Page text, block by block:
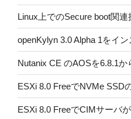
Linux上でのSecure boot関連
openKylyn 3.0 Alpha 1をイ
Nutanix CE のAOSを6.8.1
ESXi 8.0 FreeでNVMe SSD
ESXi 8.0 FreeでCIMサーバ